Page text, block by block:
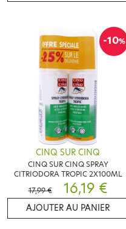
-10%
CINQ SUR CINQ
CINQ SUR CINQ SPRAY
CITRIODORA TROPIC 2X100ML
17,99 €
16,19 €
AJOUTER AU PANIER